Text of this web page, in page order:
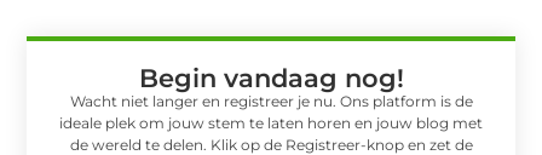
Begin vandaag nog!
Wacht niet langer en registreer je nu. Ons platform is de
ideale plek om jouw stem te laten horen en jouw blog met
de wereld te delen. Klik op de Registreer-knop en zet de